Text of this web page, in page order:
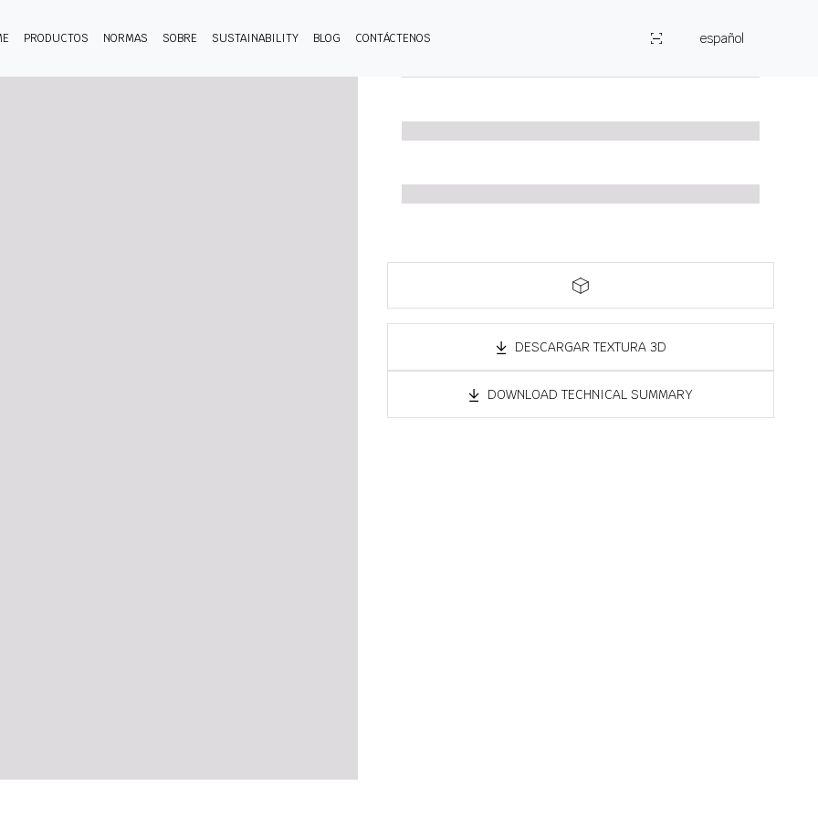
PRODUCTOS NORMAS SOBRE SUSTAINABILITY BLOG CONTÁCTENOS español
DESCARGAR TEXTURA 3D
DOWNLOAD TECHNICAL SUMMARY